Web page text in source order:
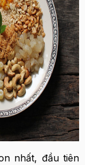
nhất, đầu tiên